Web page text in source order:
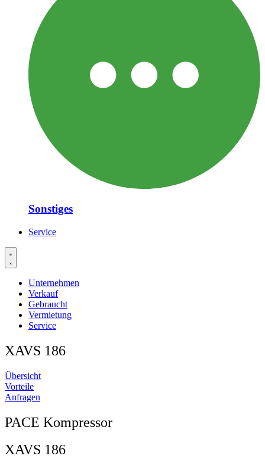
Sonstiges
Service
Unternehmen
Verkauf
Gebraucht
Vermietung
Service
XAVS 186
Übersicht
Vorteile
Anfragen
PACE Kompressor
XAVS 186